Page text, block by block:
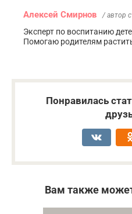
Алексей Смирнов / автор
Эксперт по воспитанию
Помогаю родителям
Понравилась
Вам также